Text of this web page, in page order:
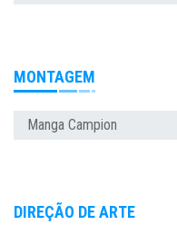
MONTAGEM
Manga Campion
DIREÇÃO DE ARTE